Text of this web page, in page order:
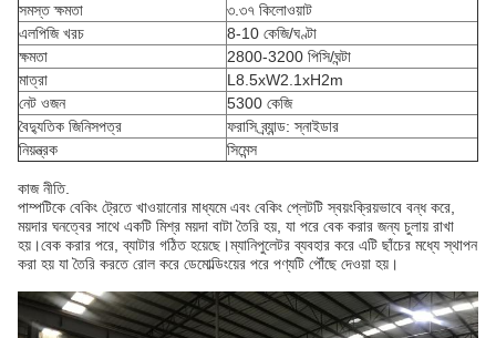
সমস্ত ক্ষমতা
৩.৩৭ কিলোওয়াট
এলপিজি খরচ
8-10 কেজি/ঘণ্টা
ক্ষমতা
2800-3200 পিসি/ঘন্টা
মাত্রা
L8.5xW2.1xH2m
নেট ওজন
5300 কেজি
বৈদ্যুতিক জিনিসপত্র
ফরাসি ব্র্যান্ড: স্নাইডার
নিয়ন্ত্রক
সিমেন্স
কাজ নীতি.
পাম্পটিকে বেকিং ট্রেতে খাওয়ানোর মাধ্যমে এবং বেকিং প্লেটটি স্বয়ংক্রিয়ভাবে বন্ধ করে,
ময়দার ঘনত্বের সাথে একটি মিশ্র ময়দা বাটা তৈরি হয়, যা পরে বেক করার জন্য চুলায় রাখা
হয়।বেক করার পরে, ব্যাটার গঠিত হয়েছে।ম্যানিপুলেটর ব্যবহার করে এটি ছাঁচের মধ্যে স্থাপন
করা হয় যা তৈরি করতে রোল করে ডেমোল্ডিংয়ের পরে পণ্যটি পৌঁছে দেওয়া হয়।